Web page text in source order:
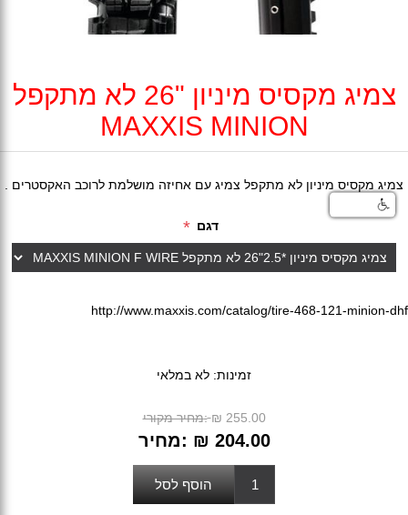
צמיג מקסיס מיניון "26 לא מתקפל
MAXXIS MINION
צמיג מקסיס מיניון לא מתקפל צמיג עם אחיזה מושלמת לרוכב האקסטרים .
דגם *
http://www.maxxis.com/catalog/tire-468-121-minion-dhf
זמינות: לא במלאי
מחיר מקורי: ₪ 255.00
מחיר: ₪ 204.00